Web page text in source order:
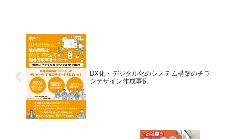
DX化・デジタル化のシステム構築のチラ
シデザイン作成事例